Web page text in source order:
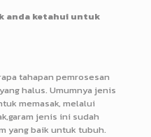
anda ketahui untuk
tahapan pemrosesan
halus. Umumnya jenis
memasak, melalui
jenis ini sudah
yang baik untuk tubuh.